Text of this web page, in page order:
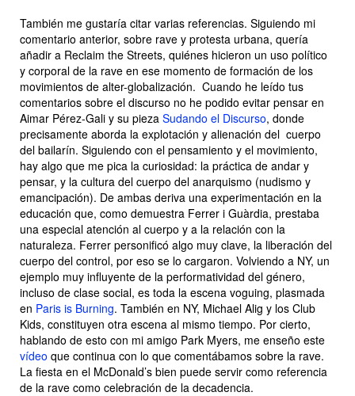
También me gustaría citar varias referencias. Siguiendo mi
comentario anterior, sobre rave y protesta urbana, quería
añadir a Reclaim the Streets, quiénes hicieron un uso político
y corporal de la rave en ese momento de formación de los
movimientos de alter-globalización. Cuando he leído tus
comentarios sobre el discurso no he podido evitar pensar en
Aimar Pérez-Gali y su pieza Sudando el Discurso, donde
precisamente aborda la explotación y alienación del cuerpo
del bailarín. Siguiendo con el pensamiento y el movimiento,
hay algo que me pica la curiosidad: la práctica de andar y
pensar, y la cultura del cuerpo del anarquismo (nudismo y
emancipación). De ambas deriva una experimentación en la
educación que, como demuestra Ferrer i Guàrdia, prestaba
una especial atención al cuerpo y a la relación con la
naturaleza. Ferrer personificó algo muy clave, la liberación del
cuerpo del control, por eso se lo cargaron. Volviendo a NY, un
ejemplo muy influyente de la performatividad del género,
incluso de clase social, es toda la escena voguing, plasmada
en Paris is Burning. También en NY, Michael Alig y los Club
Kids, constituyen otra escena al mismo tiempo. Por cierto,
hablando de esto con mi amigo Park Myers, me enseño este
vídeo que continua con lo que comentábamos sobre la rave.
La fiesta en el McDonald’s bien puede servir como referencia
de la rave como celebración de la decadencia.